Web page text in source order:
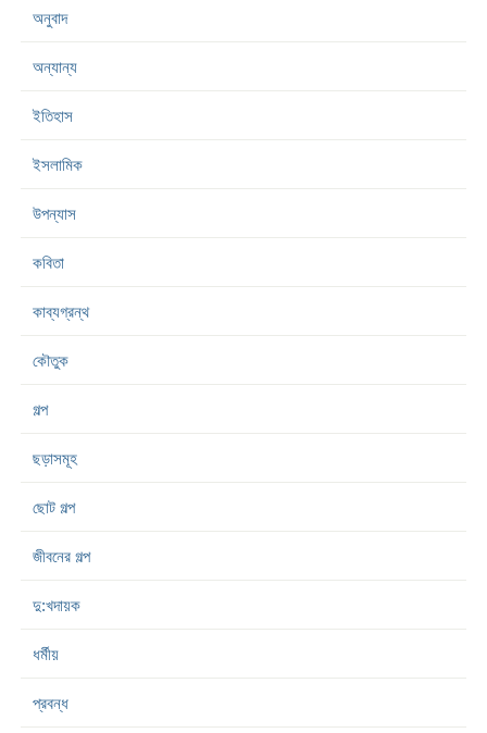
অনুবাদ
অন্যান্য
ইতিহাস
ইসলামিক
উপন্যাস
কবিতা
কাব্যগ্রন্থ
কৌতুক
গল্প
ছড়াসমূহ
ছোট গল্প
জীবনের গল্প
দু:খদায়ক
ধর্মীয়
প্রবন্ধ